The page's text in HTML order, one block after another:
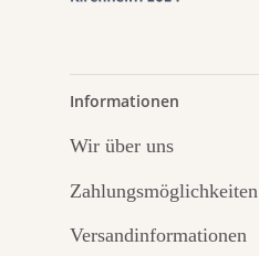
Informationen
Wir über uns
Zahlungsmöglichkeiten
Versandinformationen